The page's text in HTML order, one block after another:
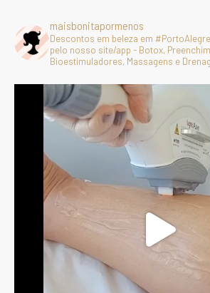
maisbonitapormenos
Descontos em beleza em
pelo nosso site/app - Botox,
Bioestimuladores, Massagens e